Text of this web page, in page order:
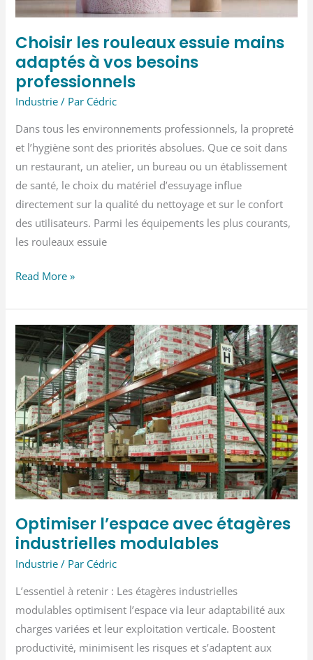
Choisir les rouleaux essuie mains
adaptés à vos besoins
professionnels
Industrie / Par Cédric
Dans tous les environnements professionnels, la propreté
et l’hygiène sont des priorités absolues. Que ce soit dans
un restaurant, un atelier, un bureau ou un établissement
de santé, le choix du matériel d’essuyage influe
directement sur la qualité du nettoyage et sur le confort
des utilisateurs. Parmi les équipements les plus courants,
les rouleaux essuie
Choisir
rouleaux
essuie
mains
adaptés
à
vos
besoins
professionnels
Read More »
Optimiser l’espace avec étagères
industrielles modulables
Industrie / Par Cédric
L’essentiel à retenir : Les étagères industrielles
modulables optimisent l’espace via leur adaptabilité aux
charges variées et leur exploitation verticale. Boostent
productivité, minimisent les risques et s’adaptent aux